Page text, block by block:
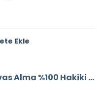
Ekle
Louis Vuitton Damier Canvas Alma %100 Hakiki Vejital Deri (CRL 674)